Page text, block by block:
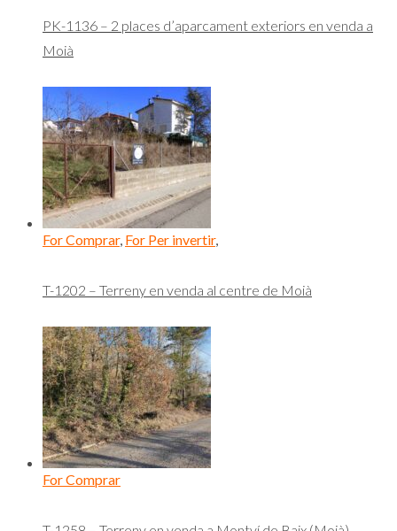
PK-1136 – 2 places d’aparcament exteriors en venda a
Moià
For Comprar, For Per invertir,
T-1202 – Terreny en venda al centre de Moià
For Comprar